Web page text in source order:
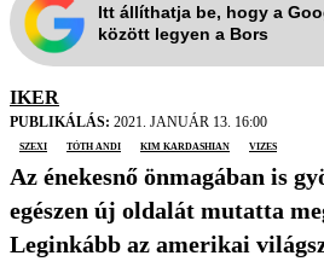
Itt állíthatja be, hogy a
között legyen a Bors
IKER
PUBLIKÁLÁS: 2021. JANUÁR 13. 16:00
szexi
Tóth Andi Kim Kardashian vizes
Az énekesnő önmagában is
egészen új oldalát mutatta
Leginkább az amerikai